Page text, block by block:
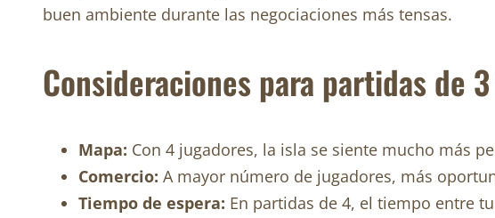
buen ambiente durante las negociaciones más tensas.
Consideraciones para partidas de
Mapa: Con 4 jugadores, la isla se siente mucho más
Comercio: A mayor número de jugadores, más
Tiempo de espera: En partidas de 4, el tiempo entre